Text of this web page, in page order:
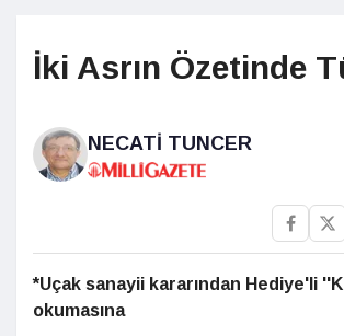
İki Asrın Özetinde
NECATI TUNCER
*Uçak sanayii kararından Hediye'li
okumasına